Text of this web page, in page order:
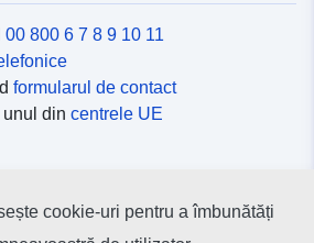
00 800 6 7 8 9 10 11
formularul de contact
din centrele UE
cookie-uri pentru a îmbunătăți